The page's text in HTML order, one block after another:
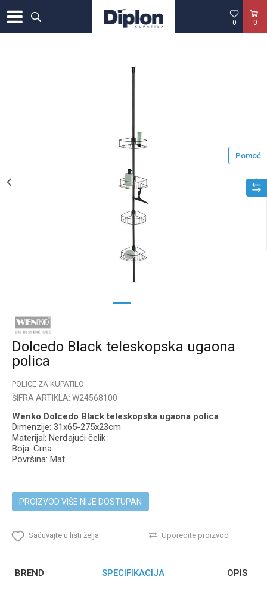
0
0
1
Dolcedo Black teleskopska ugaona
polica
POLICE ZA KUPATILO
ŠIFRA ARTIKLA: W24568100
Wenko Dolcedo Black teleskopska ugaona polica
Dimenzije: 31x65-275x23cm
Materijal: Nerđajući čelik
Boja: Crna
Površina: Mat
PROIZVOD VIŠE NIJE DOSTUPAN
Sačuvajte u listi želja Uporedite proizvod
Pomoć
BREND SPECIFIKACIJA OPIS